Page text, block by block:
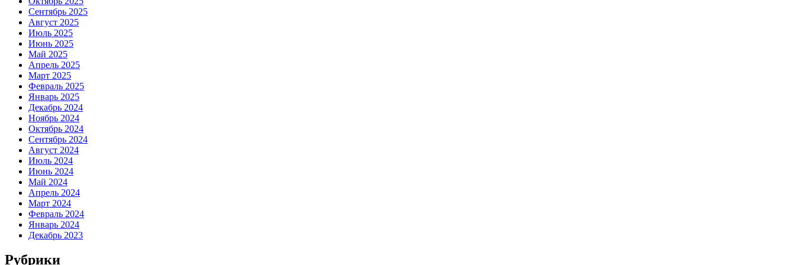
Сентябрь 2025
Август 2025
Июль 2025
Июнь 2025
Май 2025
Апрель 2025
Март 2025
Февраль 2025
Январь 2025
Декабрь 2024
Ноябрь 2024
Октябрь 2024
Сентябрь 2024
Август 2024
Июль 2024
Июнь 2024
Май 2024
Апрель 2024
Март 2024
Февраль 2024
Январь 2024
Декабрь 2023
Рубрики